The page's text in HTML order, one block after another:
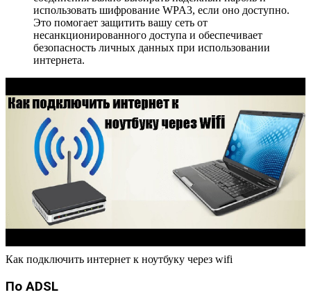
использовать шифрование WPA3, если оно доступно.
Это помогает защитить вашу сеть от
несанкционированного доступа и обеспечивает
безопасность личных данных при использовании
интернета.
Как подключить интернет к ноутбуку через wifi
По ADSL